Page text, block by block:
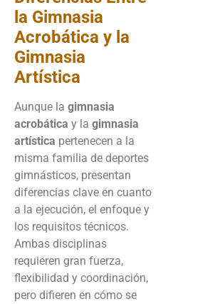
la Gimnasia
Acrobática y la
Gimnasia
Artística
Aunque la gimnasia
acrobática y la gimnasia
artística pertenecen a la
misma familia de deportes
gimnásticos, presentan
diferencias clave en cuanto
a la ejecución, el enfoque y
los requisitos técnicos.
Ambas disciplinas
requieren gran fuerza,
flexibilidad y coordinación,
pero difieren en cómo se